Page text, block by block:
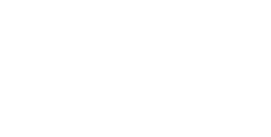
Berikut Pilihan Harga Paket , Rute , Tempat , dan